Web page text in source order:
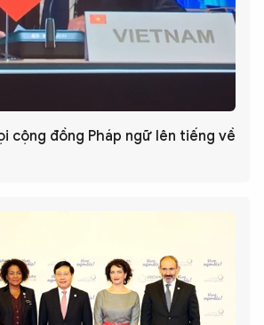
cộng đồng Pháp ngữ lên tiếng về